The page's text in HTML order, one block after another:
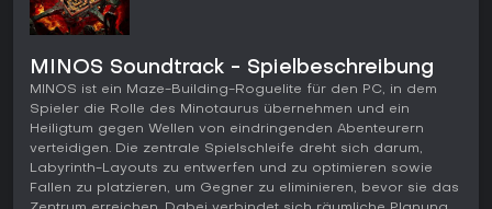
MINOS Soundtrack - Spielbeschreibung
MINOS ist ein Maze-Building-Roguelite für den PC, in dem
Spieler die Rolle des Minotaurus übernehmen und ein
Heiligtum gegen Wellen von eindringenden Abenteurern
verteidigen. Die zentrale Spielschleife dreht sich darum,
Labyrinth-Layouts zu entwerfen und zu optimieren sowie
Fallen zu platzieren, um Gegner zu eliminieren, bevor sie das